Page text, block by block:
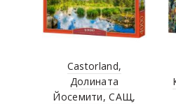
Castorland,
Долината
Йосемити, САЩ,